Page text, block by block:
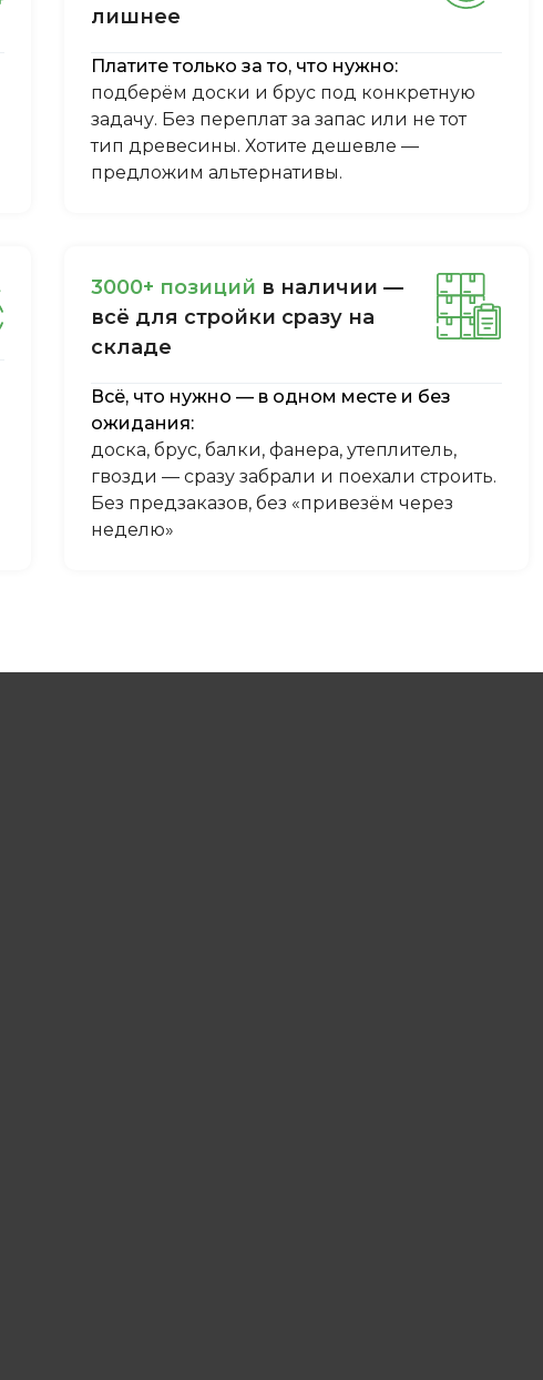
лишнee
Платите только за то, что нужно:
подберём доски и брус под конкретную
задачу. Без переплат за запас или не тот
тип древесины. Хотите дешевле —
предложим альтернативы.
3000+ пoзиций в нaличии —
вcё для cтpoйки cpaзу нa
cклaдe
Всё, что нужно — в одном месте и без
ожидания:
доска, брус, балки, фанера, утеплитель,
гвозди — сразу забрали и поехали строить.
Без предзаказов, без «привезём через
неделю»